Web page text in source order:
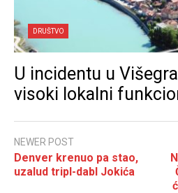
DRUŠTVO
U incidentu u
visoki lokalni
NEWER POST
Denver krenuo pa stao,
uzalud tripl-dabl Jokića